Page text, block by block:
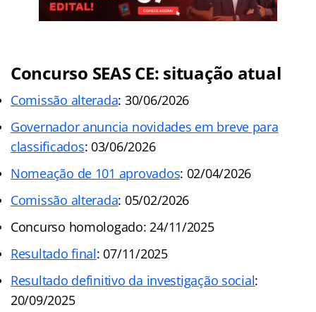
Concurso SEAS CE: situação atual
Comissão alterada: 30/06/2026
Governador anuncia novidades em breve para
classificados: 03/06/2026
Nomeação de 101 aprovados: 02/04/2026
Comissão alterada: 05/02/2026
Concurso homologado: 24/11/2025
Resultado final: 07/11/2025
Resultado definitivo da investigação social:
20/09/2025